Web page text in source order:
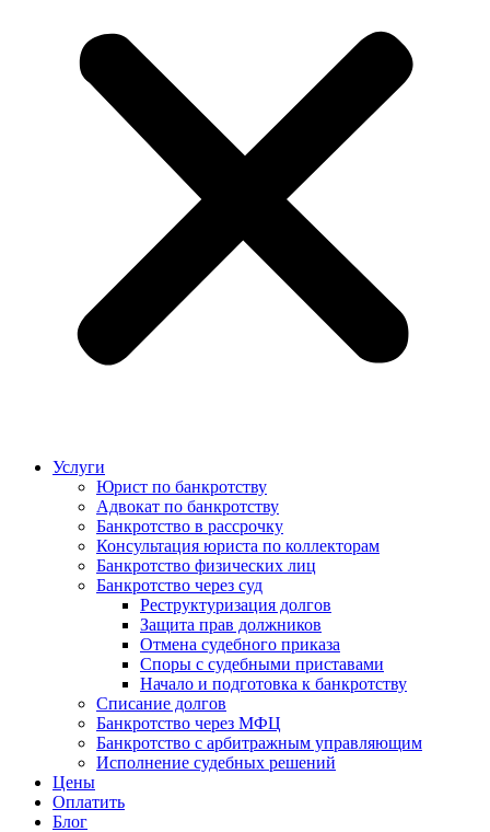
Услуги
Юрист по банкротству
Адвокат по банкротству
Банкротство в рассрочку
Консультация юриста по коллекторам
Банкротство физических лиц
Банкротство через суд
Реструктуризация долгов
Защита прав должников
Отмена судебного приказа
Споры с судебными приставами
Начало и подготовка к банкротству
Списание долгов
Банкротство через МФЦ
Банкротство с арбитражным управляющим
Исполнение судебных решений
Цены
Оплатить
Блог